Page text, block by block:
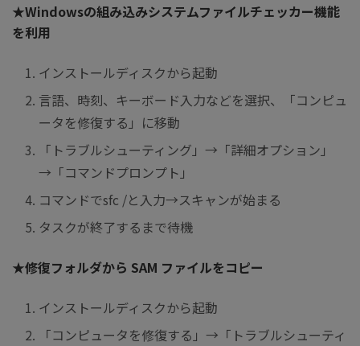
★Windowsの組み込みシステムファイルチェッカー機能
を利用
インストールディスクから起動
言語、時刻、キーボード入力などを選択、「コンピュ
ータを修復する」に移動
「トラブルシューティング」→「詳細オプション」
→「コマンドプロンプト」
コマンドでsfc /と入力→スキャンが始まる
タスクが終了するまで待機
★修復フォルダから SAM ファイルをコピー
インストールディスクから起動
「コンピュータを修復する」→「トラブルシューティ